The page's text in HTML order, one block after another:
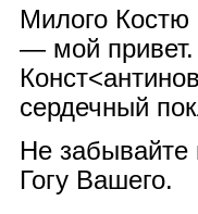
Милого Костю
— мой
сердечный
Не
Гогу Вашего.